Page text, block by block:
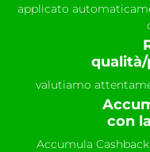
applicato
valutiamo
con
Accumula